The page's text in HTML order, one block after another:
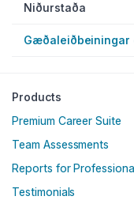
Niðurstaða
Gæðaleiðbeiningar
Products
Premium Career Suite
Team Assessments
Reports for
Testimonials